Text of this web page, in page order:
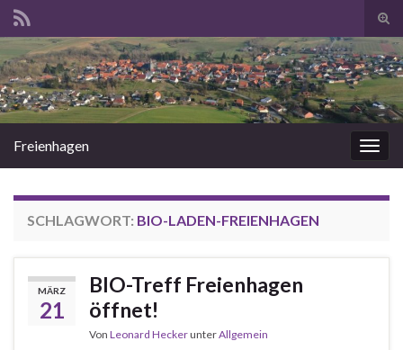
Search for:
Freienhagen
SCHLAGWORT: BIO-LADEN-FREIENHAGEN
MÄRZ
21
BIO-Treff Freienhagen
öffnet!
Von Leonard HeckerunterAllgemein